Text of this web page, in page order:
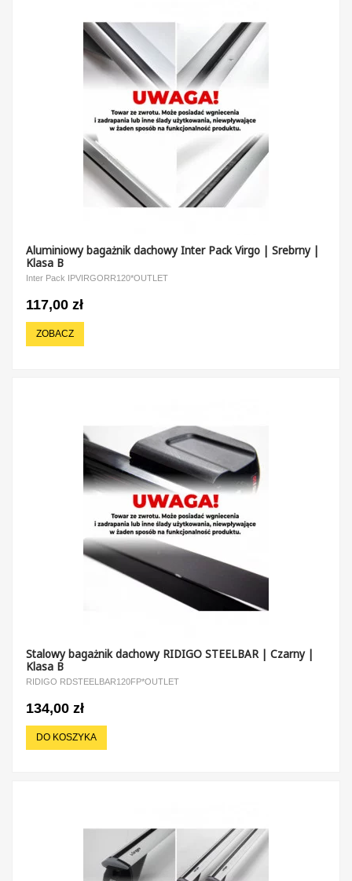
Aluminiowy bagażnik dachowy Inter Pack Virgo | Srebrny |
Klasa B
Inter Pack IPVIRGORR120*OUTLET
117,00 zł
ZOBACZ
Stalowy bagażnik dachowy RIDIGO STEELBAR | Czarny |
Klasa B
RIDIGO RDSTEELBAR120FP*OUTLET
134,00 zł
DO KOSZYKA